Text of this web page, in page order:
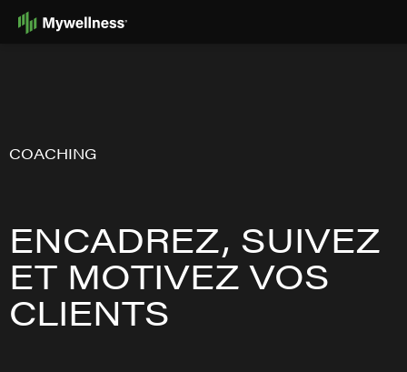
Skip
COACHING
ENCADREZ, SUIVEZ
ET MOTIVEZ VOS
CLIENTS